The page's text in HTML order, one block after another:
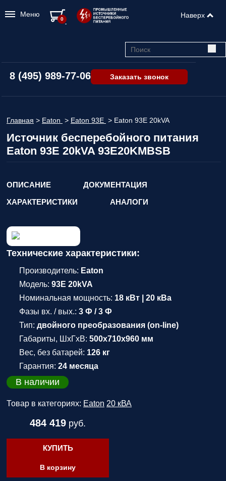
8 (495) 989-77-06 Заказать звонок
Главная > Eaton > Eaton 93E > Eaton 93E 20kVA
Источник бесперебойного питания
Eaton 93E 20kVA 93E20KMBSB
ОПИСАНИЕ
ДОКУМЕНТАЦИЯ
ХАРАКТЕРИСТИКИ
АНАЛОГИ
Технические характеристики:
Производитель: Eaton
Модель: 93E 20kVA
Номинальная мощность: 18 кВт | 20 кВа
Фазы вх. / вых.: 3 Ф / 3 Ф
Тип: двойного преобразования (on-line)
Габариты, ШхГхВ: 500x710x960 мм
Вес, без батарей: 126 кг
Гарантия: 24 месяца
В наличии
Товар в категориях: Eaton 20 кВА
484 419 руб.
КУПИТЬ
В корзину
Меню Наверх
0